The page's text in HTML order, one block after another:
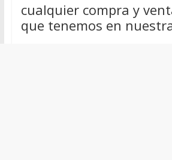
cualquier compra y
que tenemos en